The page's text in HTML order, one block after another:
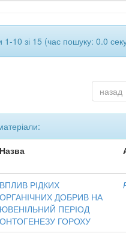
1-10 зі 15 (час пошуку: 0.0
назад
Назва
ВПЛИВ РІДКИХ
ОРГАНІЧНИХ ДОБРИВ НА
ЮВЕНІЛЬНИЙ ПЕРІОД
ОНТОГЕНЕЗУ ГОРОХУ